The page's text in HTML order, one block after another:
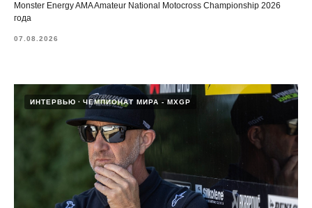
Monster Energy AMA Amateur National Motocross Championship 2026
года
07.08.2026
ИНТЕРВЬЮ ЧЕМПИОНАТ МИРА - MXGP